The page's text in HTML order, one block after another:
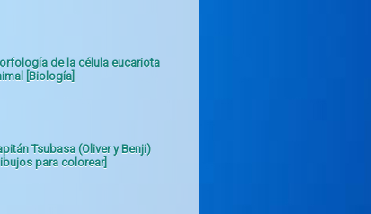
de la célula eucariota
[Biología]
Tsubasa (Oliver y Benji)
para colorear]